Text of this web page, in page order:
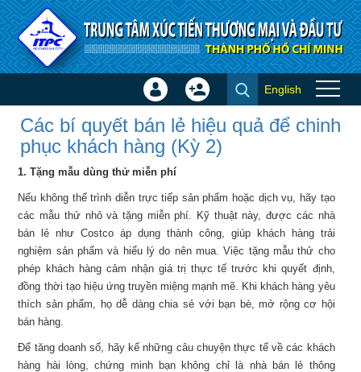
Truy cập nội dung luôn
Các bí quyết bán lẻ hiệu quả
để chinh phục khách hàng (Kỳ
2) - Tin ITPC
Đăng
Tạo
khoản
English
×
Các bí quyết bán lẻ hiệu quả để chinh
phục khách hàng (Kỳ 2)
1. Tặng mẫu dùng thử miễn phí
Nếu không thể trình diễn trực tiếp sản phẩm hoặc dịch vụ, hãy tạo
các mẫu thử nhỏ và tặng miễn phí. Kỹ thuật này, được các nhà
bán lẻ như Costco áp dụng thành công, giúp khách hàng trải
nghiệm sản phẩm và hiểu lý do nên mua. Việc tặng mẫu thử cho
phép khách hàng cảm nhận giá trị thực tế trước khi quyết định,
đồng thời tạo hiệu ứng truyền miệng mạnh mẽ. Khi khách hàng yêu
thích sản phẩm, họ dễ dàng chia sẻ với bạn bè, mở rộng cơ hội
bán hàng.
Để tăng doanh số, hãy kể những câu chuyện thực tế về các khách
hàng hài lòng, chứng minh bạn không chỉ là nhà bán lẻ thông